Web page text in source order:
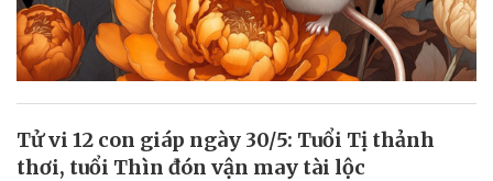
Tử vi 12 con giáp ngày 30/5: Tuổi Tị thảnh
thơi, tuổi Thìn đón vận may tài lộc